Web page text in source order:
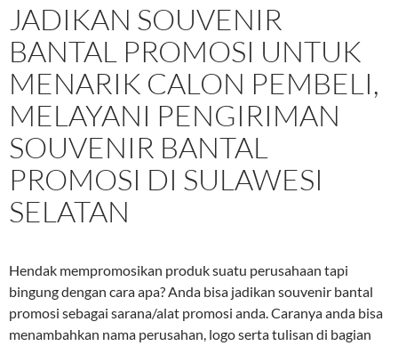
JADIKAN SOUVENIR
BANTAL PROMOSI UNTUK
MENARIK CALON PEMBELI,
MELAYANI PENGIRIMAN
SOUVENIR BANTAL
PROMOSI DI SULAWESI
SELATAN
Hendak mempromosikan produk suatu perusahaan tapi
bingung dengan cara apa? Anda bisa jadikan souvenir bantal
promosi sebagai sarana/alat promosi anda. Caranya anda bisa
menambahkan nama perusahan, logo serta tulisan di bagian